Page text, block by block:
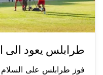
طرابلس يعود الى